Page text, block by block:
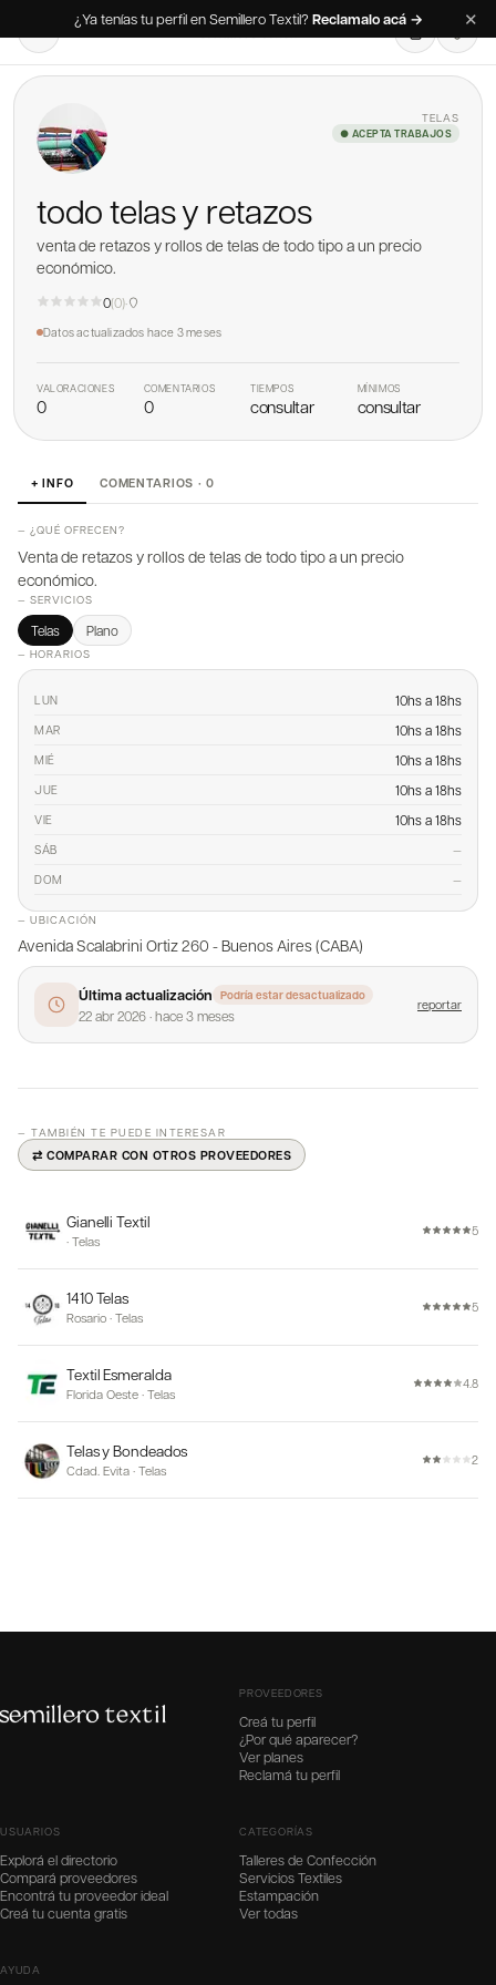
¿Ya tenías tu perfil en Semillero Textil? Reclamalo acá → ✕
TELAS
● ACEPTA TRABAJOS
todo telas y retazos
venta de retazos y rollos de telas de todo tipo a un precio
económico.
0(0)·
Datos actualizados hace 3 meses
VALORACIONES
0
COMENTARIOS
0
TIEMPOS
consultar
MÍNIMOS
consultar
+ INFO COMENTARIOS · 0
— ¿QUÉ OFRECEN?
Venta de retazos y rollos de telas de todo tipo a un precio
económico.
— SERVICIOS
Telas Plano
— HORARIOS
LUN 10hs a 18hs
MAR 10hs a 18hs
MIÉ 10hs a 18hs
JUE 10hs a 18hs
VIE 10hs a 18hs
SÁB —
DOM —
— UBICACIÓN
Avenida Scalabrini Ortiz 260 - Buenos Aires (CABA)
Última actualización Podría estar desactualizado
22 abr 2026·hace 3 meses
reportar
— TAMBIÉN TE PUEDE INTERESAR
⇄ COMPARAR CON OTROS PROVEEDORES
Gianelli Textil
· Telas
5
1410 Telas
Rosario · Telas
5
Textil Esmeralda
Florida Oeste · Telas
4.8
Telas y Bondeados
Cdad. Evita · Telas
2
PROVEEDORES
Creá tu perfil
¿Por qué aparecer?
Ver planes
Reclamá tu perfil
USUARIOS
Explorá el directorio
Compará proveedores
Encontrá tu proveedor ideal
Creá tu cuenta gratis
CATEGORÍAS
Talleres de Confección
Servicios Textiles
Estampación
Ver todas
AYUDA